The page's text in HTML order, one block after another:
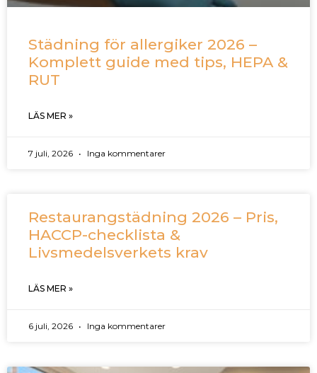
Städning för allergiker 2026 –
Komplett guide med tips, HEPA &
RUT
LÄS MER »
7 juli, 2026 Inga kommentarer
Restaurangstädning 2026 – Pris,
HACCP-checklista &
Livsmedelsverkets krav
LÄS MER »
6 juli, 2026 Inga kommentarer